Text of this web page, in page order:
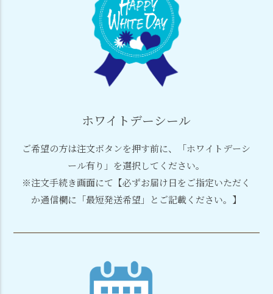
ホワイトデーシール
ご希望の方は注文ボタンを押す前に、「ホワイトデーシ
ール有り」を選択してください。
※注文手続き画面にて【必ずお届け日をご指定いただく
か通信欄に「最短発送希望」とご記載ください。】